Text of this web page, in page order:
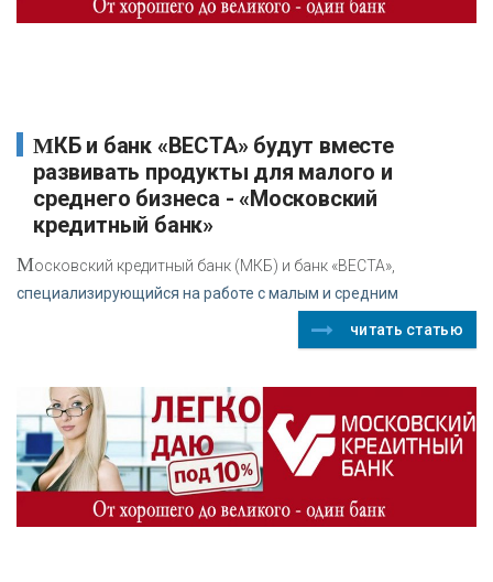
МКБ и банк «ВЕСТА» будут вместе
развивать продукты для малого и
среднего бизнеса - «Московский
кредитный банк»
Московский кредитный банк (МКБ) и банк «ВЕСТА»,
специализирующийся на работе с малым и средним
читать статью